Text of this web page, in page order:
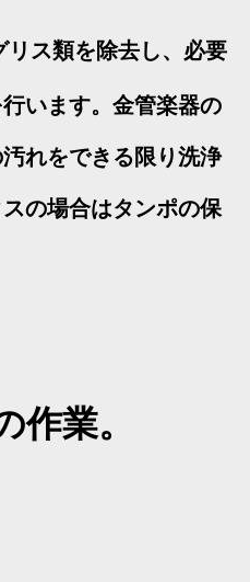
リス類を除去し、必要
います。金管楽器の
れをできる限り洗浄
の場合はタンポの保
作業。